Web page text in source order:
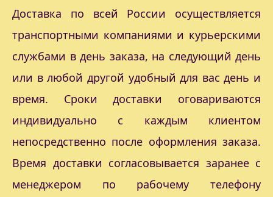
Доставка по всей России осуществляется
транспортными компаниями и курьерскими
службами в день заказа, на следующий день
или в любой другой удобный для вас день и
время. Сроки доставки оговариваются
индивидуально с каждым клиентом
непосредственно после оформления заказа.
Время доставки согласовывается заранее с
менеджером по рабочему телефону